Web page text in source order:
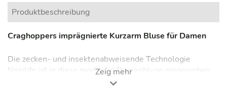
Produktbeschreibung
Craghoppers imprägnierte Kurzarm Bluse für Damen
Die zecken- und insektenabweisende Technologie
Nosilife ist in diese modische Damenbluse eingewoben
und schützt Sie vor Stechmücken und anderen beißenden,
Zeig mehr